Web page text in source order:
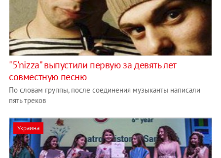
"5'nizza" выпустили первую за девять лет
совместную песню
По словам группы, после соединения музыканты написали
пять треков
Украина